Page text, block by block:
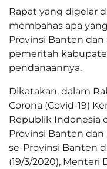
Rapat yang digelar
membahas apa
Provinsi Banten
pemeritah
pendanaannya.
Dikatakan, dalam
Corona (Covid-19)
Republik Indonesia
Provinsi Banten
se-Provinsi Banten
(19/3/2020), Menteri